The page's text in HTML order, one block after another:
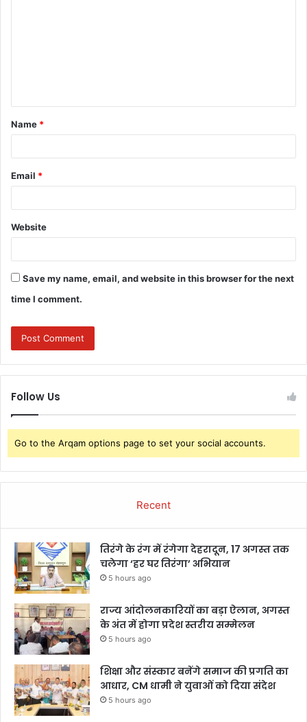
t
*
Name *
Email *
Website
Save my name, email, and website in this browser for the next
time I comment.
Follow Us
Go to the Arqam options page to set your social accounts.
Recent
तिरंगे के रंग में रंगेगा देहरादून, 17 अगस्त तक
चलेगा ‘हर घर तिरंगा’ अभियान
5 hours ago
राज्य आंदोलनकारियों का बड़ा ऐलान, अगस्त
के अंत में होगा प्रदेश स्तरीय सम्मेलन
5 hours ago
शिक्षा और संस्कार बनेंगे समाज की प्रगति का
आधार, CM धामी ने युवाओं को दिया संदेश
5 hours ago